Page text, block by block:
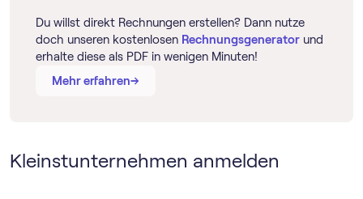
Du willst direkt Rechnungen erstellen? Dann nutze
doch unseren kostenlosen Rechnungsgenerator und
erhalte diese als PDF in wenigen Minuten!
Mehr erfahren→
→
Kleinstunternehmen anmelden